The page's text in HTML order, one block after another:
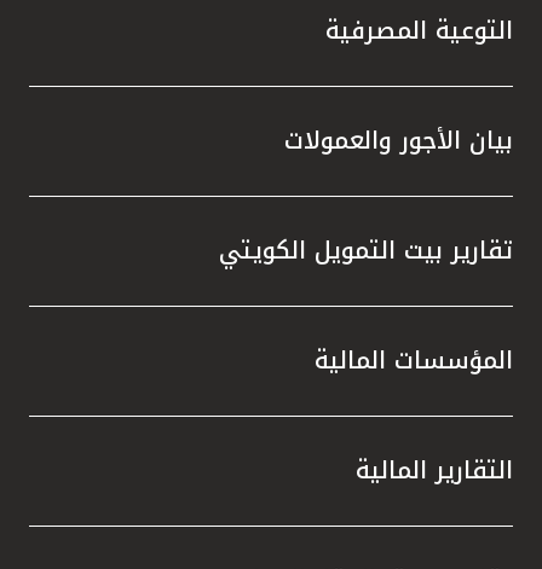
التوعية المصرفية
بيان الأجور والعمولات
تقارير بيت التمويل الكويتي
المؤسسات المالية
التقارير المالية